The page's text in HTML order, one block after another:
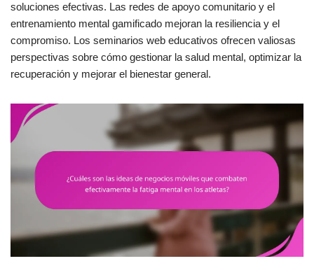
soluciones efectivas. Las redes de apoyo comunitario y el
entrenamiento mental gamificado mejoran la resiliencia y el
compromiso. Los seminarios web educativos ofrecen valiosas
perspectivas sobre cómo gestionar la salud mental, optimizar la
recuperación y mejorar el bienestar general.